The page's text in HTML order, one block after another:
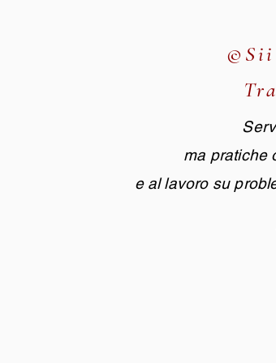
©Sii
ma pratiche
e al lavoro su